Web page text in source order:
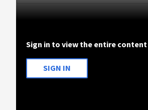
Sign in to view the entire
SIGN IN